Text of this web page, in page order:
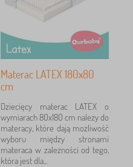
Materac LATEX 180x80
cm
Dziecięcy materac LATEX o
wymiarach 80x180 cm należy do
materacy, które dają możliwość
wyboru między stronami
materaca w zależności od tego,
która jest dla...